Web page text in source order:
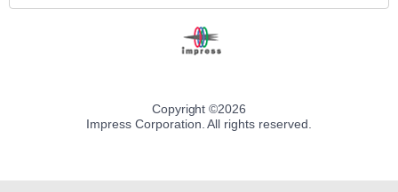
Copyright ©2026
Impress Corporation. All rights reserved.